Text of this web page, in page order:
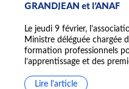
GRANDJEAN et l’ANAF
Le jeudi 9 février,
Ministre déléguée chargée
formation professionnels
l’apprentissage et des
Lire l'article